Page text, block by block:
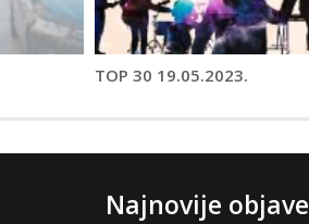
TOP 30 19.05.2023.
Najnovije objave